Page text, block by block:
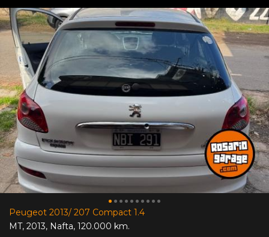
Peugeot 2013/ 207 Compact 1.4
MT, 2013, Nafta, 120.000 km.